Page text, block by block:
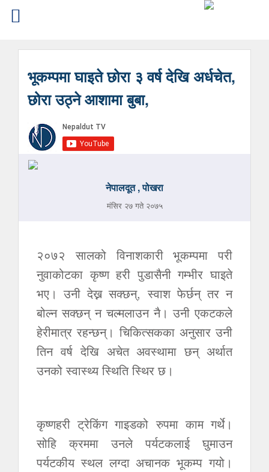
भूकम्पमा घाइते छोरा ३ वर्ष देखि अर्धचेत,
छोरा उठ्ने आशामा बुबा,
नेपालदूत , पोखरा
मंसिर २७ गते २०७५
२०७२ सालको विनाशकारी भूकम्पमा परी
नुवाकोटका कृष्ण हरी पुडासैनी गम्भीर घाइते
भए। उनी देख्न सक्छन्, स्वाश फेर्छन् तर न
बोल्न सक्छन् न चल्मलाउन नै। उनी एकटकले
हेरीमात्र रहन्छन्। चिकित्सकका अनुसार उनी
तिन वर्ष देखि अचेत अवस्थामा छन् अर्थात
उनको स्वास्थ्य स्थिति स्थिर छ।
कृष्णहरी ट्रेकिंग गाइडको रुपमा काम गर्थे।
सोहि क्रममा उनले पर्यटकलाई घुमाउन
पर्यटकीय स्थल लग्दा अचानक भूकम्प गयो।